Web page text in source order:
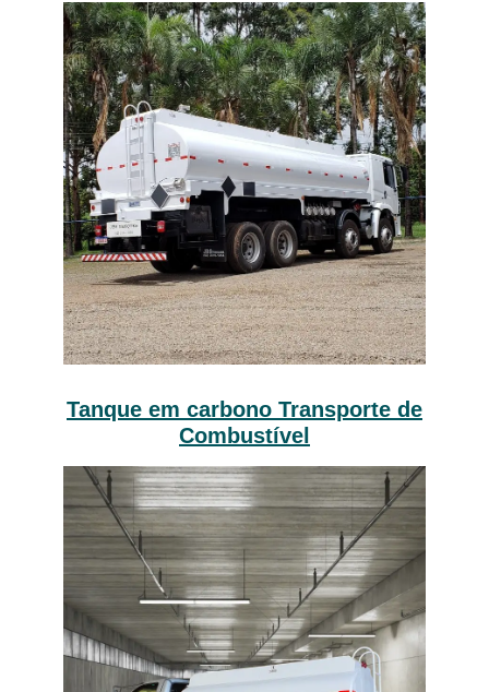
Tanque em carbono Transporte de
Combustível